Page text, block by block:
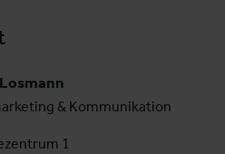
& Kommunikation
1